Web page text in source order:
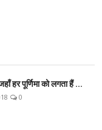
हर पूर्णिमा को लगता हैं ...
0